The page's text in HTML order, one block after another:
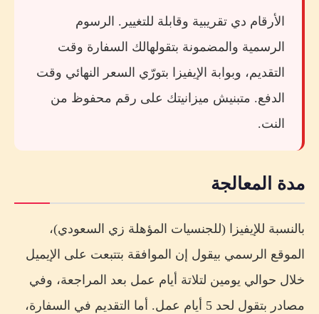
الأرقام دي تقريبية وقابلة للتغيير. الرسوم
الرسمية والمضمونة بتقولهالك السفارة وقت
التقديم، وبوابة الإيفيزا بتورّي السعر النهائي وقت
الدفع. متبنيش ميزانيتك على رقم محفوظ من
النت.
مدة المعالجة
بالنسبة للإيفيزا (للجنسيات المؤهلة زي السعودي)،
الموقع الرسمي بيقول إن الموافقة بتتبعت على الإيميل
خلال حوالي يومين لتلاتة أيام عمل بعد المراجعة، وفي
مصادر بتقول لحد 5 أيام عمل. أما التقديم في السفارة،